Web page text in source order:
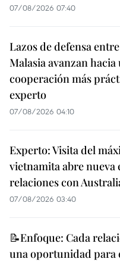
07/08/2026 07:40
Lazos de defensa
Malasia avanzan hacia
cooperación más
experto
07/08/2026 04:10
Experto: Visita del
vietnamita abre nueva
relaciones con
07/08/2026 03:40
📝Enfoque: Cada
una oportunidad para